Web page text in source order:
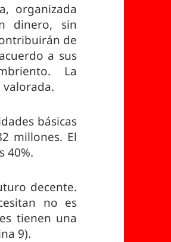
organizada
dinero, sin
de
a sus
La
básicas
millones. El
40%.
decente.
no es
tienen una
9).